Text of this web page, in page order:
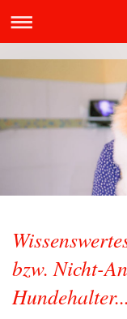
bzw. Nicht-
Hundehalter...